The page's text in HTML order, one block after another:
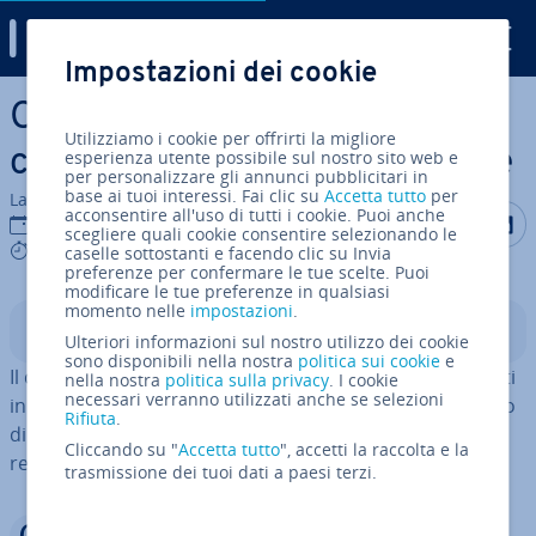
Vai al contenuto prin­ci­pa­le
CREATE USER in MariaDB:
come creare un nuovo utente
La redazione di IONOS
21 mar 2025
4 mins
Condividi
Indice
Il comando CREATE USER consente di creare nuovi utenti
in MariaDB. Per eseguire questa ope­ra­zio­ne hai bisogno
di permessi da admin. Per assegnare a un account i
relativi permessi si usa il comando GRANT .
Impostazioni dei cookie
Utilizziamo i cookie per offrirti la migliore
esperienza utente possibile sul nostro sito web e
per personalizzare gli annunci pubblicitari in
base ai tuoi interessi. Fai clic suAccetta tutto per
acconsentire all'uso di tutti i cookie. Puoi anche
scegliere quali cookie consentire selezionando le
caselle sottostanti e facendo clic su Invia
preferenze per confermare le tue scelte. Puoi
modificare le tue preferenze in qualsiasi
momento nelle impostazioni.
Ulteriori informazioni sul nostro utilizzo dei cookie
sono disponibili nella nostra politica sui cookie e
nella nostra politica sulla privacy. I cookie
necessari verranno utilizzati anche se selezioni
Rifiuta.
Cliccando su "Accetta tutto", accetti la raccolta e la
trasmissione dei tuoi dati a paesi terzi.